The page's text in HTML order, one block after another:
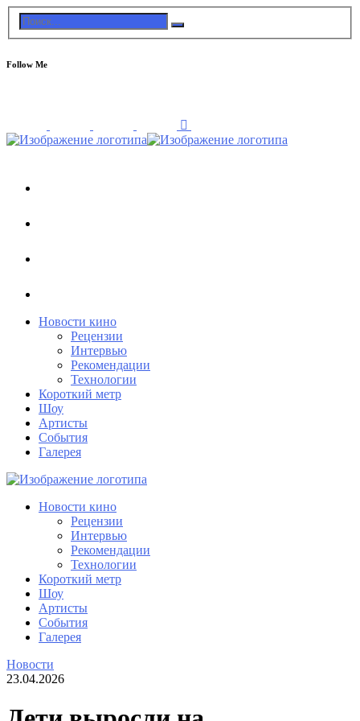
Follow Me
Новости кино
Рецензии
Интервью
Рекомендации
Технологии
Короткий метр
Шоу
Артисты
События
Галерея
Новости кино
Рецензии
Интервью
Рекомендации
Технологии
Короткий метр
Шоу
Артисты
События
Галерея
Новости
23.04.2026